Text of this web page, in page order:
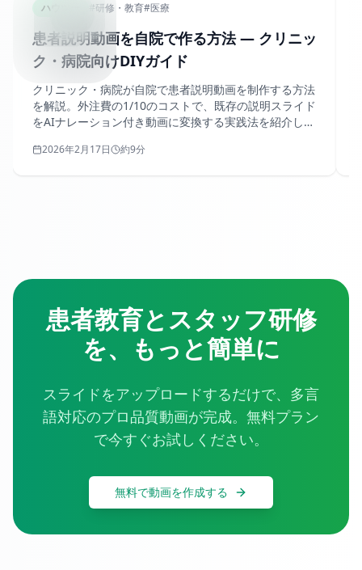
ハウツー #研修・教育#医療
患者説明動画を自院で作る方法 — クリニッ
ク・病院向けDIYガイド
クリニック・病院が自院で患者説明動画を制作する方法
を解説。外注費の1/10のコストで、既存の説明スライド
をAIナレーション付き動画に変換する実践法を紹介しま
2026年2月17日 約9分
患者教育とスタッフ研修
を、もっと簡単に
スライドをアップロードするだけで、多言
語対応のプロ品質動画が完成。無料プラン
で今すぐお試しください。
無料で動画を作成する